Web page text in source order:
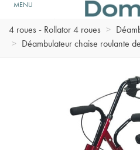
Matériel médical
4 roues - Rollator 4 roues >
> Déambulateur chaise roulante
Expédition sous 24 à
Payez en 3 ou 4 fois
Expédition sous 24 à